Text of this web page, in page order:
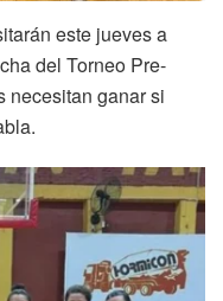
este jueves a
del Torneo Pre-
necesitan ganar si